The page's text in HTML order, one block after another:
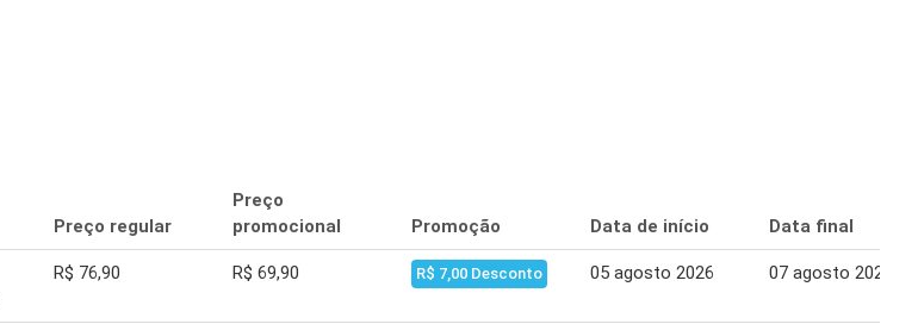
Preço regular
Preço
promocional
Promoção Data de início Data final
R$ 76,90 R$ 69,90 R$ 7,00 Desconto 05 agosto 2026 07 agosto 2026